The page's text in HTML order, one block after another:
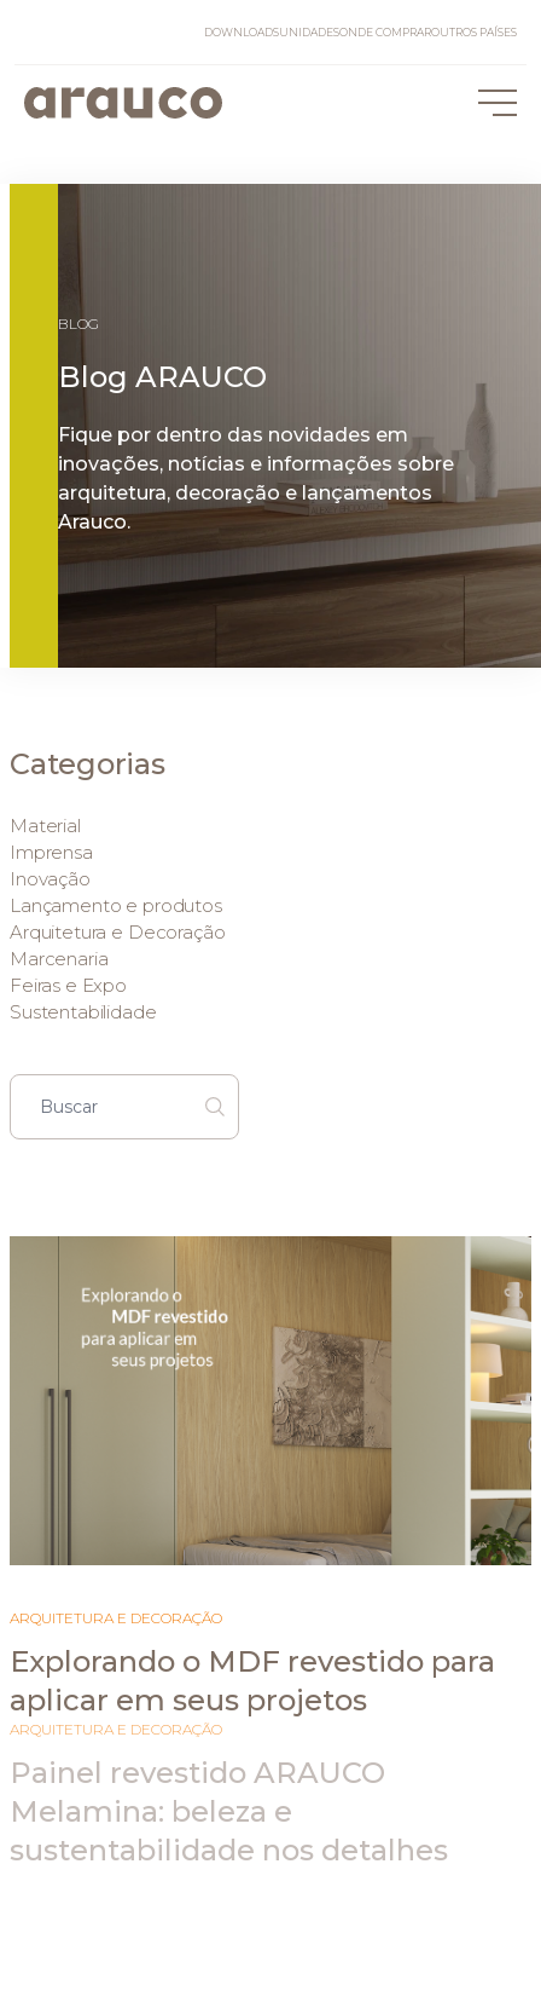
DOWNLOADSUNIDADESONDE COMPRAROUTROS PAÍSES
BLOG
Blog ARAUCO
Fique por dentro das novidades em
inovações, notícias e informações sobre
arquitetura, decoração e lançamentos
Arauco.
Categorias
Material
Imprensa
Inovação
Lançamento e produtos
Arquitetura e Decoração
Marcenaria
Feiras e Expo
Sustentabilidade
ARQUITETURA E DECORAÇÃO
Explorando o MDF revestido para
aplicar em seus projetos
ARQUITETURA E DECORAÇÃO
Painel revestido ARAUCO
Melamina: beleza e
sustentabilidade nos detalhes